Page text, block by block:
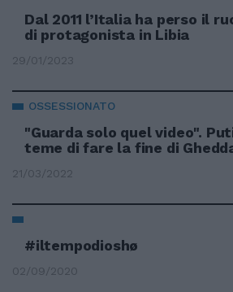
Dal 2011 l’Italia ha perso il
di protagonista in Libia
29/01/2023
OSSESSIONATO
"Guarda solo quel video".
teme di fare la fine di
21/03/2022
#iltempodioshø
02/09/2020